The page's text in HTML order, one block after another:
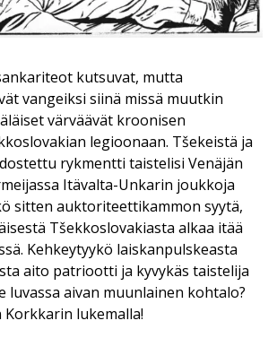
kutsuvat, mutta
vangeiksi siinä missä muutkin
värväävät kroonisen
legioonaan. Tšekeistä ja
rykmentti taistelisi Venäjän
Itävalta-Unkarin joukkoja
sitten auktoriteettikammon syytä,
Tšekkoslovakiasta alkaa itää
Kehkeytyykö laiskanpulskeasta
aito patriootti ja kyvykäs taistelija
luvassa aivan muunlainen kohtalo?
Korkkarin lukemalla!